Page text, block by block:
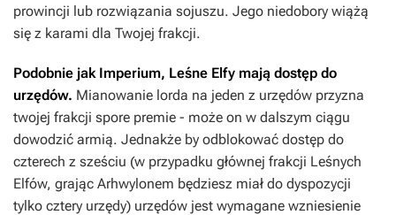
prowincji lub rozwiązania sojuszu. Jego niedobory wiążą
się z karami dla Twojej frakcji.
Podobnie jak Imperium, Leśne Elfy mają dostęp do
urzędów. Mianowanie lorda na jeden z urzędów przyzna
twojej frakcji spore premie - może on w dalszym ciągu
dowodzić armią. Jednakże by odblokować dostęp do
czterech z sześciu (w przypadku głównej frakcji Leśnych
Elfów, grając Arhwylonem będziesz miał do dyspozycji
tylko cztery urzędy) urzędów jest wymagane wzniesienie